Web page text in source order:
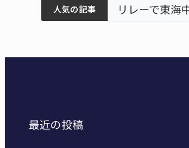
人気の記事
ィアで清掃 伊賀
3回目の派遣
う 近大高専 リレーで東
最近の投稿